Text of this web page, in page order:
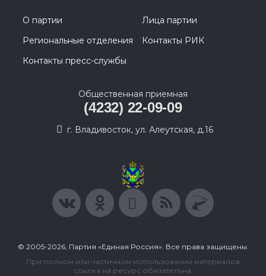
О партии
Лица партии
Региональные отделения
Контакты РИК
Контакты пресс-службы
Общественная приемная
(4232) 22-09-09
г. Владивосток, ул. Алеутская, д.16
© 2005-2026, Партия «Единая Россия». Все права защищены.
При полном или частичном использовании материалов
ссылка на ресурс обязательна.